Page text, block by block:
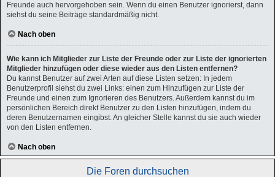
Freunde auch hervorgehoben sein. Wenn du einen Benutzer ignorierst, dann
siehst du seine Beiträge standardmäßig nicht.
Nach oben
Wie kann ich Mitglieder zur Liste der Freunde oder zur Liste der ignorierten
Mitglieder hinzufügen oder diese wieder aus den Listen entfernen?
Du kannst Benutzer auf zwei Arten auf diese Listen setzen: In jedem
Benutzerprofil siehst du zwei Links: einen zum Hinzufügen zur Liste der
Freunde und einen zum Ignorieren des Benutzers. Außerdem kannst du im
persönlichen Bereich direkt Benutzer zu den Listen hinzufügen, indem du
deren Benutzernamen eingibst. An gleicher Stelle kannst du sie auch wieder
von den Listen entfernen.
Nach oben
Die Foren durchsuchen